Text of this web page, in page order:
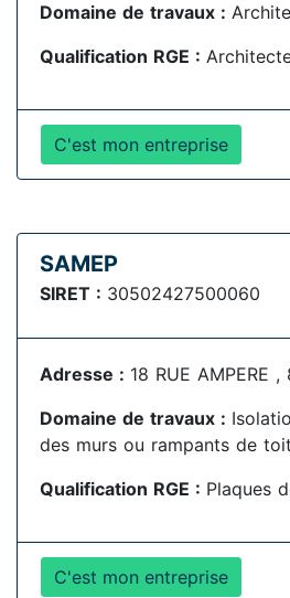
Domaine de travaux :
Qualification RGE :
C'est mon entreprise
SAMEP
SIRET : 30502427500060
Adresse : 18 RUE AMPERE
Domaine de travaux :
des murs ou rampants de
Qualification RGE : Plaques
C'est mon entreprise